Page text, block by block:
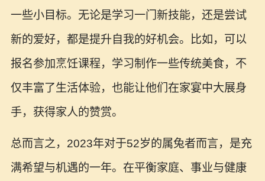
一些小目标。无论是学习一门新技能，还是尝试
新的爱好，都是提升自我的好机会。比如，可以
报名参加烹饪课程，学习制作一些传统美食，不
仅丰富了生活体验，也能让他们在家宴中大展身
手，获得家人的赞赏。
总而言之，2023年对于52岁的属兔者而言，是充
满希望与机遇的一年。在平衡家庭、事业与健康